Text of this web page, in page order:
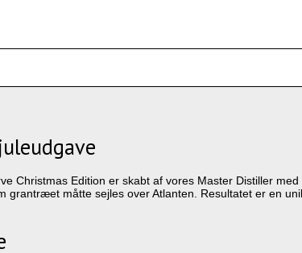
Christmas Edition er skabt af vores Master Distiller
grantræet måtte sejles over Atlanten. Resultatet er en